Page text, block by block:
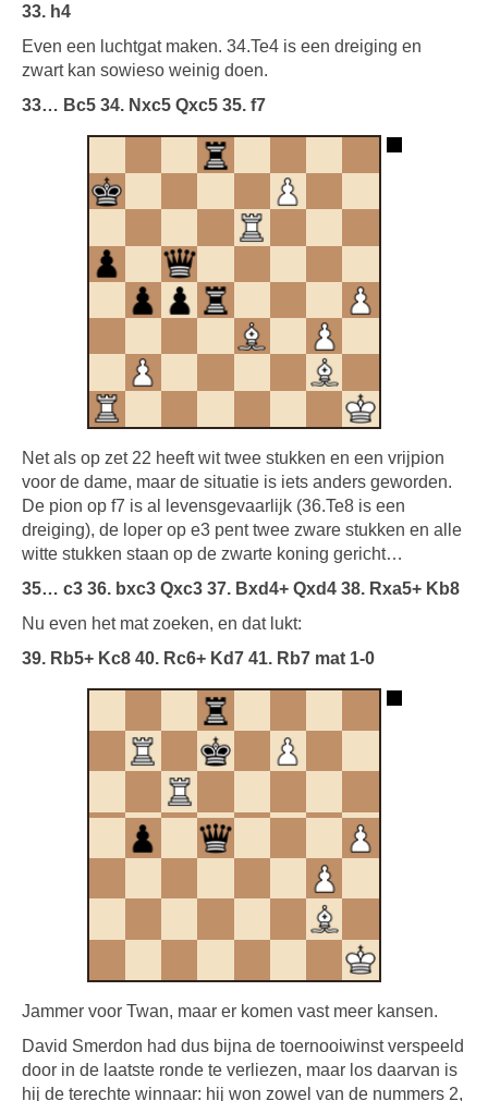
33. h4
Even een luchtgat maken. 34.Te4 is een dreiging en
zwart kan sowieso weinig doen.
33… Bc5 34. Nxc5 Qxc5 35. f7
Net als op zet 22 heeft wit twee stukken en een vrijpion
voor de dame, maar de situatie is iets anders geworden.
De pion op f7 is al levensgevaarlijk (36.Te8 is een
dreiging), de loper op e3 pent twee zware stukken en alle
witte stukken staan op de zwarte koning gericht…
35… c3 36. bxc3 Qxc3 37. Bxd4+ Qxd4 38. Rxa5+ Kb8
Nu even het mat zoeken, en dat lukt:
39. Rb5+ Kc8 40. Rc6+ Kd7 41. Rb7 mat 1-0
Jammer voor Twan, maar er komen vast meer kansen.
David Smerdon had dus bijna de toernooiwinst verspeeld
door in de laatste ronde te verliezen, maar los daarvan is
hij de terechte winnaar: hij won zowel van de nummers 2,